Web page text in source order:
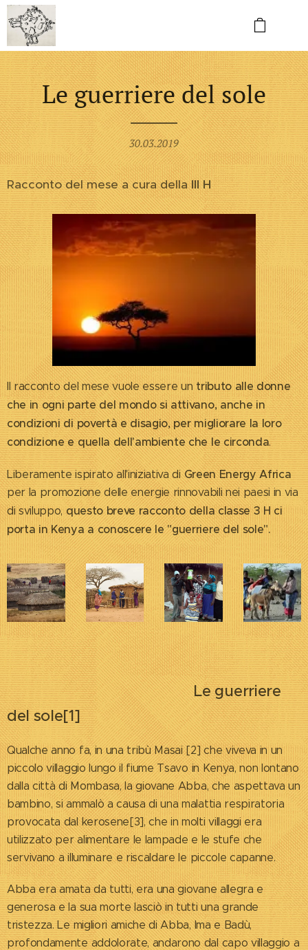
Le guerriere del sole
30.03.2019
Racconto del mese a cura dellaIII H
Il racconto del mese vuole essere un tributo alle donne
che in ogni parte del mondo si attivano, anche in
condizioni di povertà e disagio, per migliorare la loro
condizione e quella dell'ambiente che le circonda.
Liberamente ispirato all'iniziativa diGreen Energy Africa
per la promozione delle energie rinnovabili nei paesi in via
di sviluppo, questo breve racconto della classe 3 H ci
porta in Kenya a conoscere le "guerriere del sole".
Le guerriere
del sole[1]
Qualche anno fa, in una tribù Masai [2] che viveva in un
piccolo villaggio lungo il fiume Tsavo in Kenya, non lontano
dalla città di Mombasa, la giovane Abba, che aspettava un
bambino, si ammalò a causa di una malattia respiratoria
provocata dal kerosene[3], che in molti villaggi era
utilizzato per alimentare le lampade e le stufe che
servivano a illuminare e riscaldare le piccole capanne.
Abba era amata da tutti, era una giovane allegra e
generosa e la sua morte lasciò in tutti una grande
tristezza. Le migliori amiche di Abba, Ima e Badù,
profondamente addolorate, andarono dal capo villaggio a